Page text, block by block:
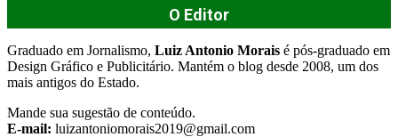
O Editor
Graduado em Jornalismo, Luiz Antonio Morais é pós-graduado em
Design Gráfico e Publicitário. Mantém o blog desde 2008, um dos
mais antigos do Estado.
Mande sua sugestão de conteúdo.
E-mail: luizantoniomorais2019@gmail.com